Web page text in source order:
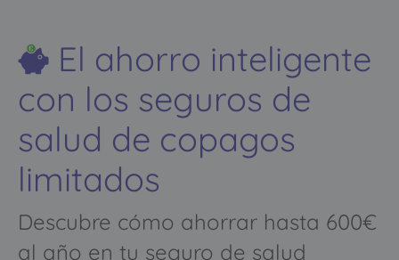
El ahorro inteligente
con los seguros de
salud de copagos
limitados
Descubre cómo ahorrar hasta 600€
al año en tu seguro de salud